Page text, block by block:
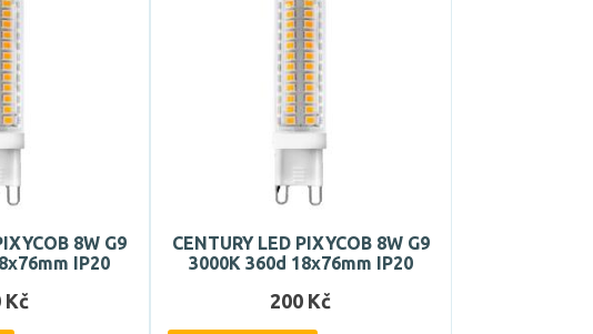
8W G9
IP20
Kč
CENTURY LED PIXYCOB 8W G9
3000K 360d 18x76mm IP20
200 Kč